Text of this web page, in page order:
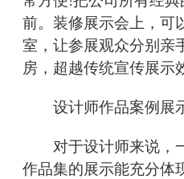
前。装修展示会上，可
室，让参展观众分别亲
房，超越传统宣传展示
设计师作品案例展
对于设计师来说，
作品集的展示能充分体